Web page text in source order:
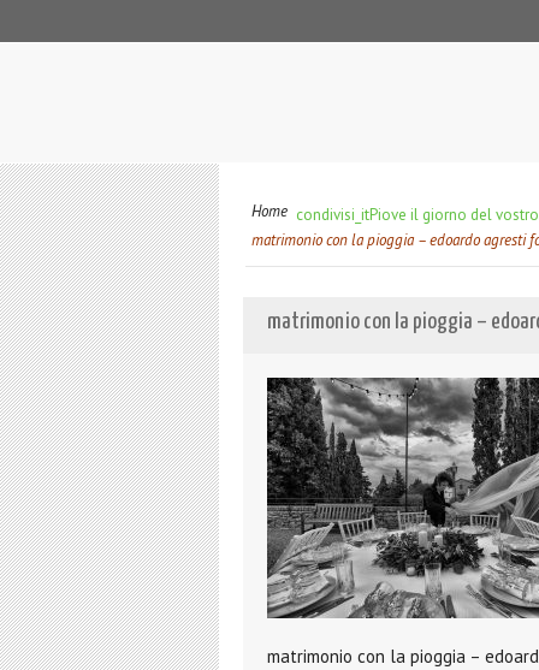
Home condivisi_itPiove il giorno del
matrimonio con la pioggia – edoardo agresti
matrimonio con la pioggia –
matrimonio con la pioggia –